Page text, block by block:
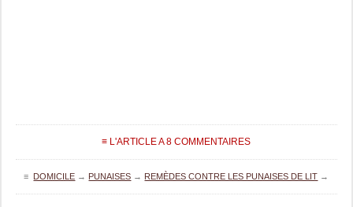
≡ L'ARTICLE A 8 COMMENTAIRES
≡ DOMICILE → PUNAISES → REMÈDES CONTRE LES PUNAISES DE LIT →